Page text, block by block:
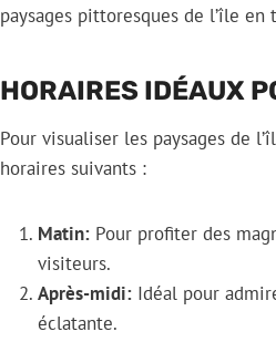
paysages pittoresques de l’île en
HORAIRES IDÉAUX
Pour visualiser les paysages de
horaires suivants :
Matin: Pour profiter des
visiteurs.
Après-midi: Idéal pour
éclatante.